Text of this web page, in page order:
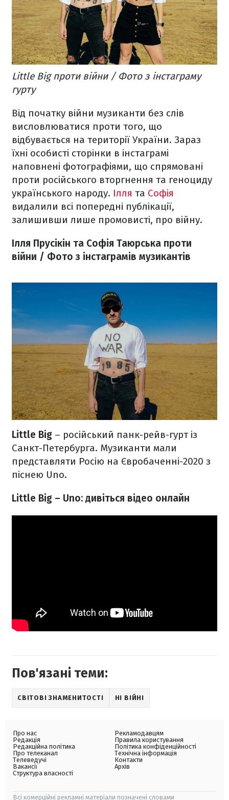
Little Big проти війни / Фото з інстаграму
гурту
Від початку війни музиканти без слів
висловлюватися проти того, що
відбувається на території України. Зараз
їхні особисті сторінки в інстаграмі
наповнені фотографіями, що спрямовані
проти російського вторгнення та геноциду
українського народу. Ілля та Софія
видалили всі попередні публікації,
залишивши лише промовисті, про війну.
Ілля Прусікін та Софія Таюрська проти
війни / Фото з інстаграмів музикантів
Little Big – російський панк-рейв-гурт із
Санкт-Петербурга. Музиканти мали
представляти Росію на Євробаченні-2020 з
піснею Uno.
Little Big – Uno: дивіться відео онлайн
Пов'язані теми:
СВІТОВІ ЗНАМЕНИТОСТІ НІ ВІЙНІ
Про нас
Редакція
Редакційна політика
Про телеканал
Телеведучі
Вакансії
Структура власності
Рекламодавцям
Правила користування
Політика конфіденційності
Технічна інформація
Контакти
Архів
Всі комерційні рекламні матеріали позначені словами